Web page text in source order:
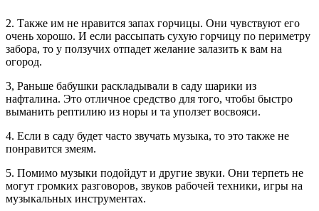
2. Также им не нравится запах горчицы. Они чувствуют его
очень хорошо. И если рассыпать сухую горчицу по периметру
забора, то у ползучих отпадет желание залазить к вам на
огород.
3, Раньше бабушки раскладывали в саду шарики из
нафталина. Это отличное средство для того, чтобы быстро
выманить рептилию из норы и та уползет восвояси.
4. Если в саду будет часто звучать музыка, то это также не
понравится змеям.
5. Помимо музыки подойдут и другие звуки. Они терпеть не
могут громких разговоров, звуков рабочей техники, игры на
музыкальных инструментах.